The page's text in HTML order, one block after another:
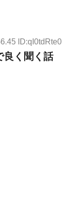
ID:qI0tdRte0
良く聞く話